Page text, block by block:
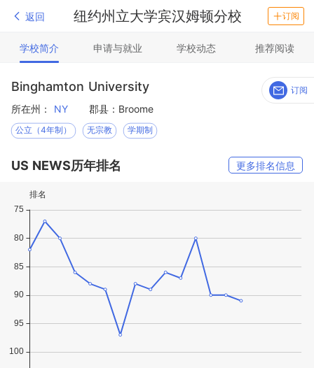
返回 纽约州立大学宾汉姆顿分校 订阅
学校简介 申请与就业 学校动态 推荐阅读
Binghamton University
所在州： NY 郡县：Broome
公立（4年制） 无宗教 学期制
订阅
US NEWS历年排名 更多排名信息